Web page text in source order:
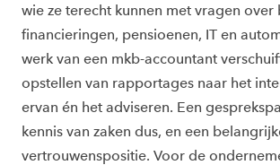
wie ze terecht kunnen met vragen over
financieringen, pensioenen, IT en
werk van een mkb-accountant
opstellen van rapportages naar het
ervan én het adviseren. Een
kennis van zaken dus, en een
vertrouwenspositie. Voor de